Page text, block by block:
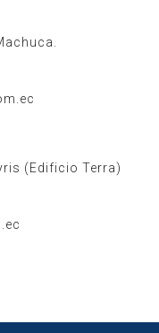
(Edificio Terra)